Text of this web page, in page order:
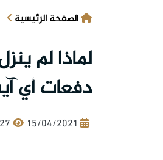
الصفحة الرئيسية
لماذا لم
دفعات أي
15/04/2021